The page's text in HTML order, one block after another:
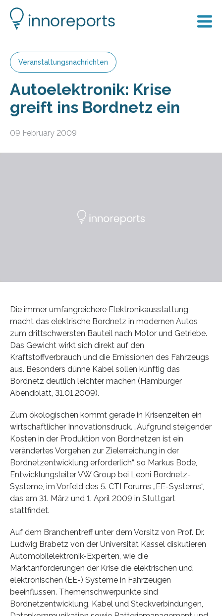
Veranstaltungsnachrichten
Autoelektronik: Krise
greift ins Bordnetz ein
09 February 2009
Die immer umfangreichere Elektronikausstattung
macht das elektrische Bordnetz in modernen Autos
zum drittschwersten Bauteil nach Motor und Getriebe.
Das Gewicht wirkt sich direkt auf den
Kraftstoffverbrauch und die Emissionen des Fahrzeugs
aus. Besonders dünne Kabel sollen künftig das
Bordnetz deutlich leichter machen (Hamburger
Abendblatt, 31.01.2009).
Zum ökologischen kommt gerade in Krisenzeiten ein
wirtschaftlicher Innovationsdruck. „Aufgrund steigender
Kosten in der Produktion von Bordnetzen ist ein
verändertes Vorgehen zur Zielerreichung in der
Bordnetzentwicklung erforderlich“, so Markus Bode,
Entwicklungsleiter VW Group bei Leoni Bordnetz-
Systeme, im Vorfeld des 5. CTI Forums „EE-Systems“,
das am 31. März und 1. April 2009 in Stuttgart
stattfindet.
Auf dem Branchentreff unter dem Vorsitz von Prof. Dr.
Ludwig Brabetz von der Universität Kassel diskutieren
Automobilelektronik-Experten, wie die
Marktanforderungen der Krise die elektrischen und
elektronischen (EE-) Systeme in Fahrzeugen
beeinflussen. Themenschwerpunkte sind
Bordnetzentwicklung, Kabel und Steckverbindungen,